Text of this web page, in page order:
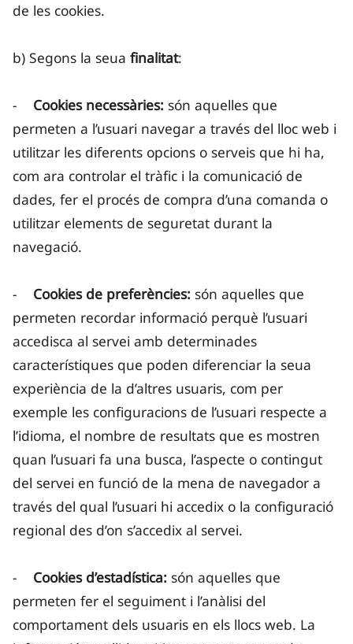
de les cookies.
b) Segons la seua finalitat:
- Cookies necessàries: són aquelles que
permeten a l’usuari navegar a través del lloc web i
utilitzar les diferents opcions o serveis que hi ha,
com ara controlar el tràfic i la comunicació de
dades, fer el procés de compra d’una comanda o
utilitzar elements de seguretat durant la
navegació.
- Cookies de preferències: són aquelles que
permeten recordar informació perquè l’usuari
accedisca al servei amb determinades
característiques que poden diferenciar la seua
experiència de la d’altres usuaris, com per
exemple les configuracions de l’usuari respecte a
l’idioma, el nombre de resultats que es mostren
quan l’usuari fa una busca, l’aspecte o contingut
del servei en funció de la mena de navegador a
través del qual l’usuari hi accedix o la configuració
regional des d’on s’accedix al servei.
- Cookies d’estadística: són aquelles que
permeten fer el seguiment i l’anàlisi del
comportament dels usuaris en els llocs web. La